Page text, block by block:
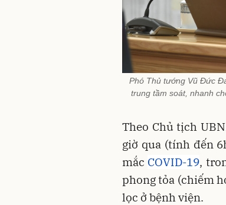
Phó Thủ tướng Vũ Đức
trung tầm soát, nhanh
Theo Chủ tịch
giờ qua (tính đến
mắc COVID-19,
phong tỏa (chiếm
lọc ở bệnh viện.